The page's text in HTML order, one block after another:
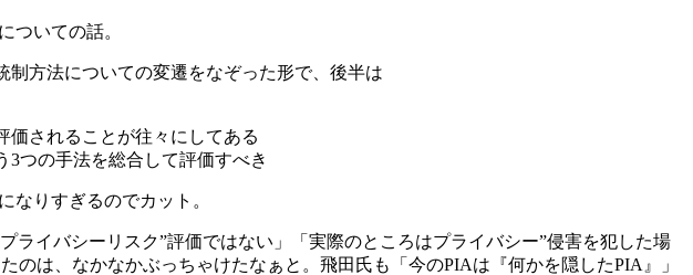
ついての話。
方法についての変遷をなぞった形で、後半は
価されることが往々にしてある
3つの手法を総合して評価すべき
なりすぎるのでカット。
イバシーリスク”評価ではない」「実際のところはプライバシー”侵害を犯した場
は、なかなかぶっちゃけたなぁと。飛田氏も「今のPIAは『何かを隠したPIA』」